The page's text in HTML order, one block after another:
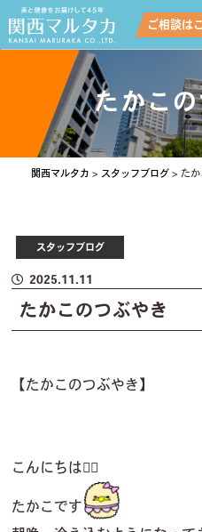
ご相談は
たかこ
関西マルタカ > スタッフブログ > た
スタッフブログ
2025.11.11
たかこのつぶやき
【たかこのつぶやき】
こんにちは🙋‍♀️
たかこです